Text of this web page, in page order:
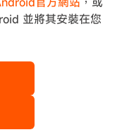
並將其安裝在您